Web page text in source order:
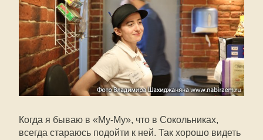
Когда я бываю в «Му-Му», что в Сокольниках,
всегда стараюсь подойти к ней. Так хорошо видеть